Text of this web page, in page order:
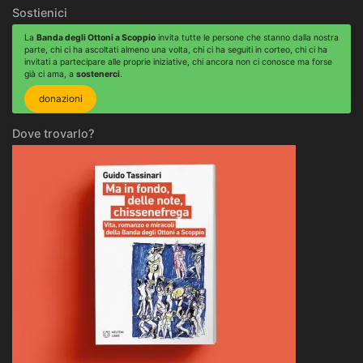
Sostienici
La Banda degli Ottoni a Scoppio invita tutte le persone che stanno dalla nostra
parte, chi ci ha ascoltati almeno una volta, chi ci ha seguiti in corteo, chi ci ha
invitati a partecipare alle proprie iniziative, chi ancora non ci conosce ma forse
già ci ama, a sostenerci.
donazioni
Dove trovarlo?